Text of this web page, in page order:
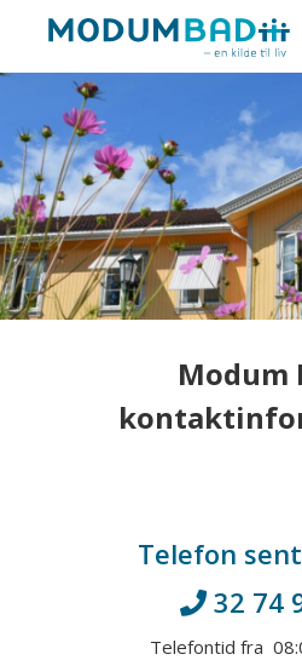
Modum
Telefon
32 74
Telefontid fra